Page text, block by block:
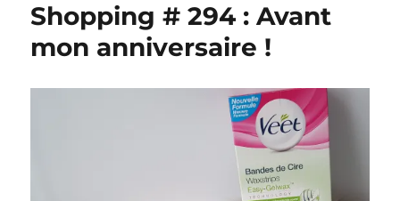
:
Ruptures
de
Shopping # 294 : Avant
mon anniversaire !